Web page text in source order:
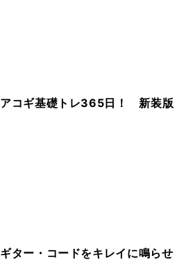
アコギ基礎トレ365日！ 新装版
ギター・コードをキレイに鳴らせ